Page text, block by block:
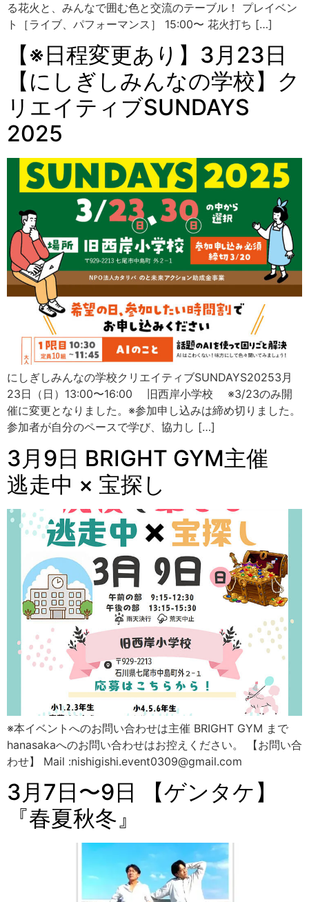
る花火と、みんなで囲む色と交流のテーブル！ プレイベン
ト［ライブ、パフォーマンス］ 15:00〜 花火打ち […]
【※日程変更あり】3月23日
【にしぎしみんなの学校】ク
リエイティブSUNDAYS
2025
にしぎしみんなの学校クリエイティブSUNDAYS20253月
23日（日）13:00〜16:00 旧西岸小学校 ※3/23のみ開
催に変更となりました。※参加申し込みは締め切りました。
参加者が自分のペースで学び、協力し […]
3月9日 BRIGHT GYM主催
逃走中 × 宝探し
※本イベントへのお問い合わせは主催 BRIGHT GYM まで
hanasakaへのお問い合わせはお控えください。 【お問い合
わせ】 Mail :nishigishi.event0309@gmail.com
3月7日〜9日 【ゲンタケ】
『春夏秋冬』